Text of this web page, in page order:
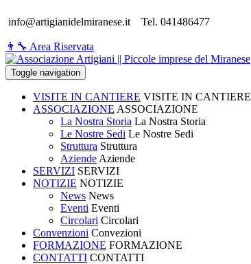
info@artigianidelmiranese.it Tel. 041486477
👨‍🔧 Area Riservata
Toggle navigation
VISITE IN CANTIERE VISITE IN CANTIERE
ASSOCIAZIONE ASSOCIAZIONE
La Nostra Storia La Nostra Storia
Le Nostre Sedi Le Nostre Sedi
Struttura Struttura
Aziende Aziende
SERVIZI SERVIZI
NOTIZIE NOTIZIE
News News
Eventi Eventi
Circolari Circolari
Convenzioni Convezioni
FORMAZIONE FORMAZIONE
CONTATTI CONTATTI